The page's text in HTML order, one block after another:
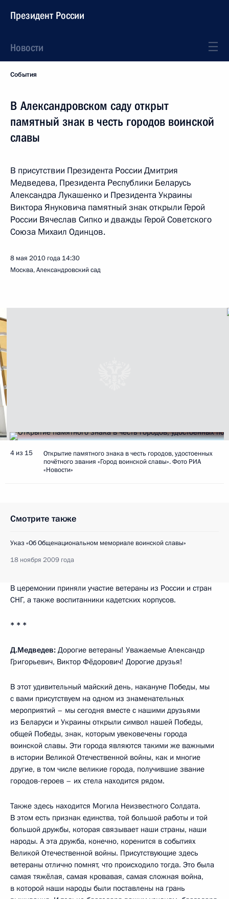
Президент России
Новости
События
В Александровском саду открыт
памятный знак в честь городов воинской
славы
В присутствии Президента России Дмитрия
Медведева, Президента Республики Беларусь
Александра Лукашенко и Президента Украины
Виктора Януковича памятный знак открыли Герой
России Вячеслав Сипко и дважды Герой Советского
Союза Михаил Одинцов.
8 мая 2010 года 14:30
Москва, Александровский сад
4 из 15
Открытие памятного знака в честь городов, удостоенных
почётного звания «Город воинской славы». Фото РИА
«Новости»
Смотрите также
Указ «Об Общенациональном мемориале воинской славы»
18 ноября 2009 года
В церемонии приняли участие ветераны из России и стран
СНГ, а также воспитанники кадетских корпусов.
* * *
Д.Медведев: Дорогие ветераны! Уважаемые Александр
Григорьевич, Виктор Фёдорович! Дорогие друзья!
В этот удивительный майский день, накануне Победы, мы
с вами присутствуем на одном из знаменательных
мероприятий – мы сегодня вместе с нашими друзьями
из Беларуси и Украины открыли символ нашей Победы,
общей Победы, знак, которым увековечены города
воинской славы. Эти города являются такими же важными
в истории Великой Отечественной войны, как и многие
другие, в том числе великие города, получившие звание
городов-героев – их стела находится рядом.
Также здесь находится Могила Неизвестного Солдата.
В этом есть признак единства, той большой работы и той
большой дружбы, которая связывает наши страны, наши
народы. А эта дружба, конечно, коренится в событиях
Великой Отечественной войны. Присутствующие здесь
ветераны отлично помнят, что происходило тогда. Это была
самая тяжёлая, самая кровавая, самая сложная война,
в которой наши народы были поставлены на грань